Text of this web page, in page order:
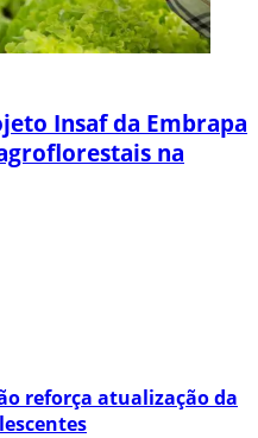
Insaf da Embrapa
na
reforça atualização da